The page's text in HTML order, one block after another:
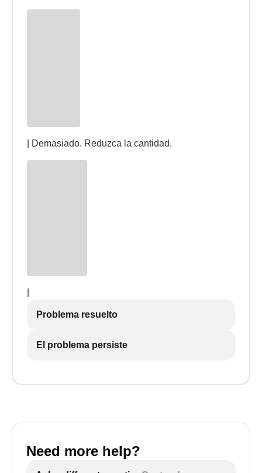
| Demasiado. Reduzca la cantidad.
Problema resuelto
El problema persiste
Need more help?